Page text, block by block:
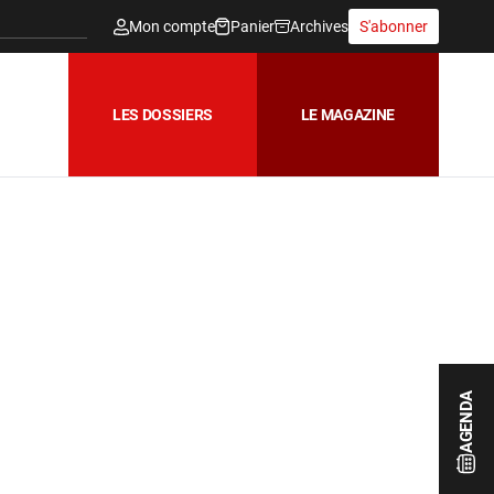
AGENDA
Mon compte Panier Archives S'abonner
LES DOSSIERS LE MAGAZINE